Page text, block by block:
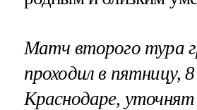
Матч второго тура
проходил в пятницу,
Краснодаре, уточнят